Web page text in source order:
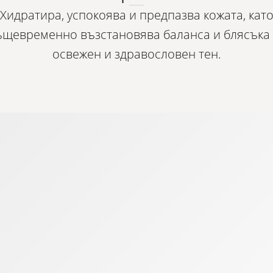
Хидратира, успокоява и предпазва кожата, като
възстановява баланса и блясъка
освежен и здравословен тен.